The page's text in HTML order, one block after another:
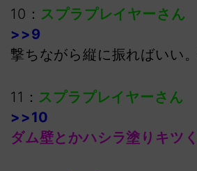
10： スプラプレイヤーさん
>>9
撃ちながら縦に振ればいい
11： スプラプレイヤーさん
>>10
ダム壁とかハシラ塗りキツ